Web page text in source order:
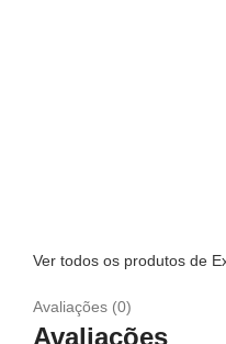
Ver todos os produtos de
Avaliações (0)
Avaliações